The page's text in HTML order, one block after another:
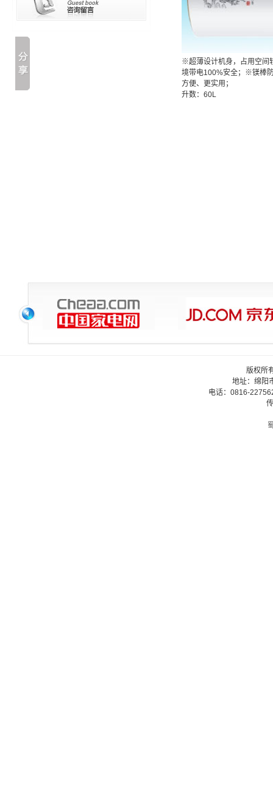
※超薄设计机身，占用空间
境带电100%安全；※镁棒
方便、更实用；
升数：60L
版权所
地址：绵阳
电话：0816-